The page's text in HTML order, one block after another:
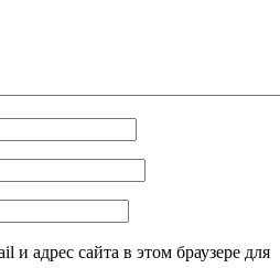
и адрес сайта в этом браузере для